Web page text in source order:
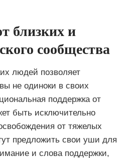
близких и
сообщества
людей позволяет
не одиноки в своих
поддержка от
быть исключительно
от тяжелых
предложить свои уши для
и слова поддержки,